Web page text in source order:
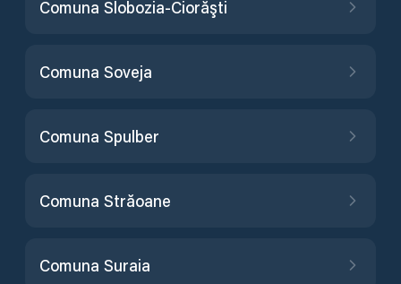
Comuna Slobozia-Ciorăşti
Comuna Soveja
Comuna Spulber
Comuna Străoane
Comuna Suraia